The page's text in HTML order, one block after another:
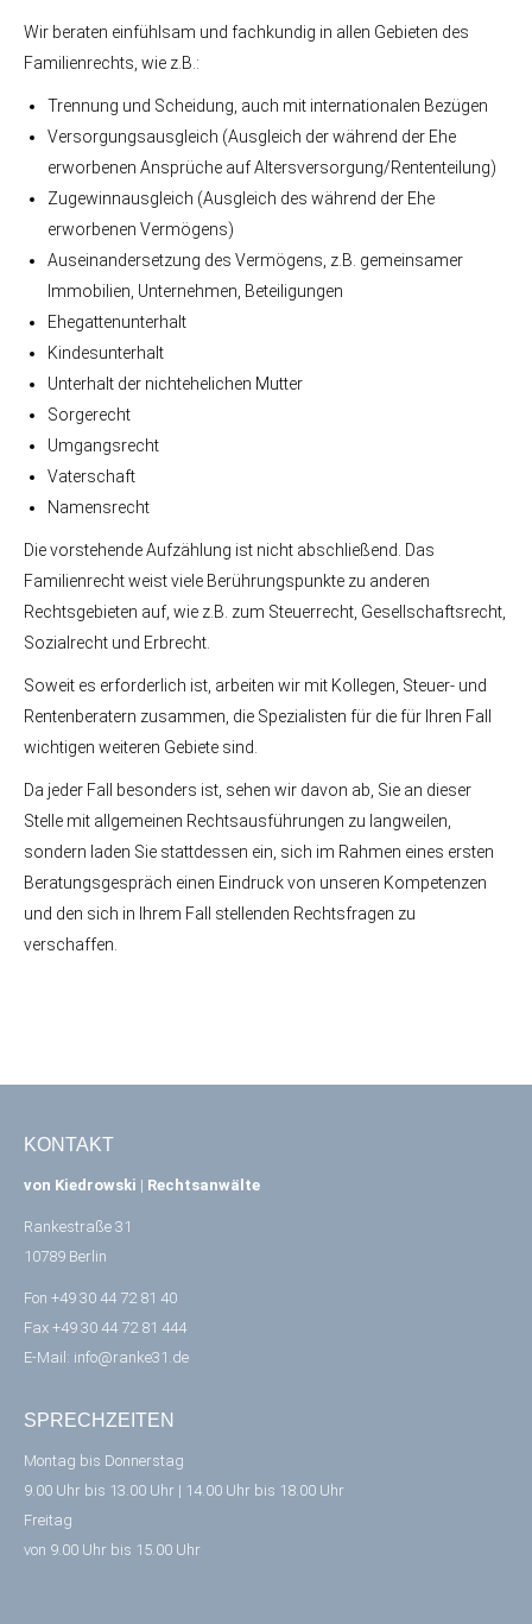
Wir beraten einfühlsam und fachkundig in allen Gebieten des
Familienrechts, wie z.B.:
Trennung und Scheidung, auch mit internationalen Bezügen
Versorgungsausgleich (Ausgleich der während der Ehe
erworbenen Ansprüche auf Altersversorgung/Rententeilung)
Zugewinnausgleich (Ausgleich des während der Ehe
erworbenen Vermögens)
Auseinandersetzung des Vermögens, z.B. gemeinsamer
Immobilien, Unternehmen, Beteiligungen
Ehegattenunterhalt
Kindesunterhalt
Unterhalt der nichtehelichen Mutter
Sorgerecht
Umgangsrecht
Vaterschaft
Namensrecht
Die vorstehende Aufzählung ist nicht abschließend. Das
Familienrecht weist viele Berührungspunkte zu anderen
Rechtsgebieten auf, wie z.B. zum Steuerrecht, Gesellschaftsrecht,
Sozialrecht und Erbrecht.
Soweit es erforderlich ist, arbeiten wir mit Kollegen, Steuer- und
Rentenberatern zusammen, die Spezialisten für die für Ihren Fall
wichtigen weiteren Gebiete sind.
Da jeder Fall besonders ist, sehen wir davon ab, Sie an dieser
Stelle mit allgemeinen Rechtsausführungen zu langweilen,
sondern laden Sie stattdessen ein, sich im Rahmen eines ersten
Beratungsgespräch einen Eindruck von unseren Kompetenzen
und den sich in Ihrem Fall stellenden Rechtsfragen zu
verschaffen.
KONTAKT
von Kiedrowski | Rechtsanwälte
Rankestraße 31
10789 Berlin
Fon +49 30 44 72 81 40
Fax +49 30 44 72 81 444
E-Mail: info@ranke31.de
SPRECHZEITEN
Montag bis Donnerstag
9.00 Uhr bis 13.00 Uhr | 14.00 Uhr bis 18.00 Uhr
Freitag
von 9.00 Uhr bis 15.00 Uhr